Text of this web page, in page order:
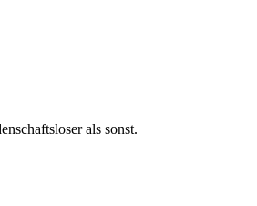
als sonst.